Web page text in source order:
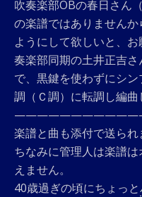
吹奏楽部OBの春日さん
の楽譜ではありません
ようにして欲しいと、
奏楽部同期の土井正吉
で、黒鍵を使わずにシ
調（Ｃ調）に転調し編曲
楽譜と曲も添付で送られ
ちなみに管理人は楽譜
えません。
40歳過ぎの頃にちょっと